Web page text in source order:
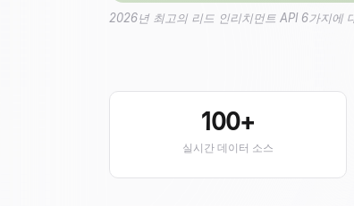
2026년 최고의 리드 인리치먼트 API 6가지에
100+
실시간 데이터 소스